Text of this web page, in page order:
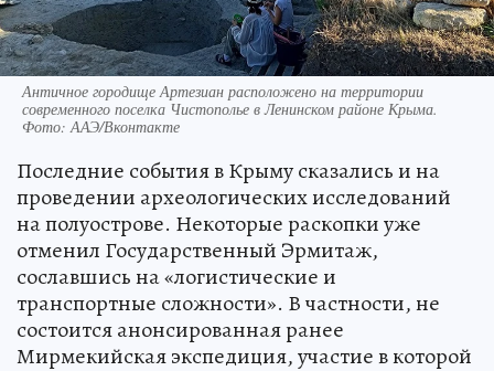
Античное городище Артезиан расположено на территории
современного поселка Чистополье в Ленинском районе Крыма.
Фото: ААЭ/Вконтакте
Последние события в Крыму сказались и на
проведении археологических исследований
на полуострове. Некоторые раскопки уже
отменил Государственный Эрмитаж,
сославшись на «логистические и
транспортные сложности». В частности, не
состоится анонсированная ранее
Мирмекийская экспедиция, участие в которой